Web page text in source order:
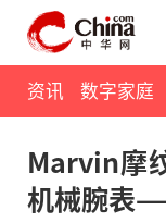
资讯 数字家庭
Marvin摩
机械腕表